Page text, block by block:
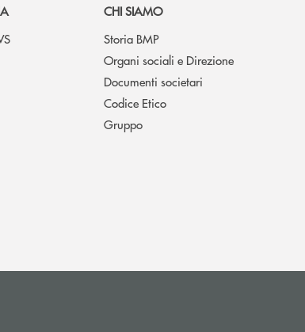
CHI SIAMO
Storia BMP
Organi sociali e Direzione
Documenti societari
Codice Etico
Gruppo